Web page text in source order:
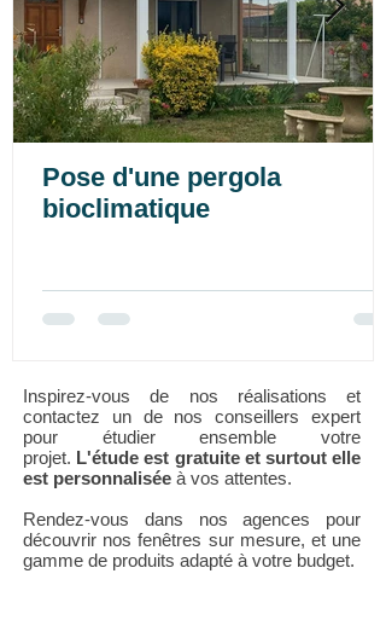
Pose d'une pergola
bioclimatique
Inspirez-vous de nos réalisations et
contactez un de nos conseillers expert
pour étudier ensemble votre
projet. L'étude est gratuite et surtout elle
est personnalisée à vos attentes.
Rendez-vous dans nos agences pour
découvrir nos fenêtres sur mesure, et une
gamme de produits adapté à votre budget.